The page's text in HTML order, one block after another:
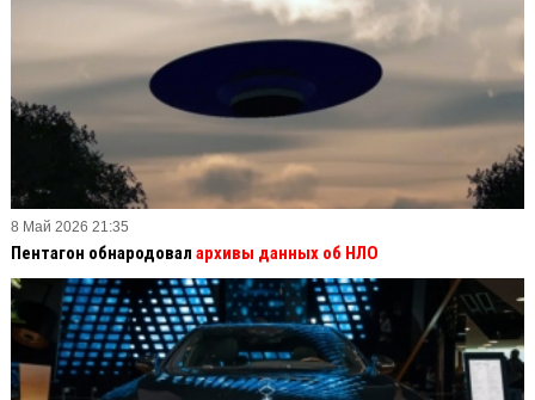
8 Май 2026 21:35
Пентагон обнародовал архивы данных об НЛО